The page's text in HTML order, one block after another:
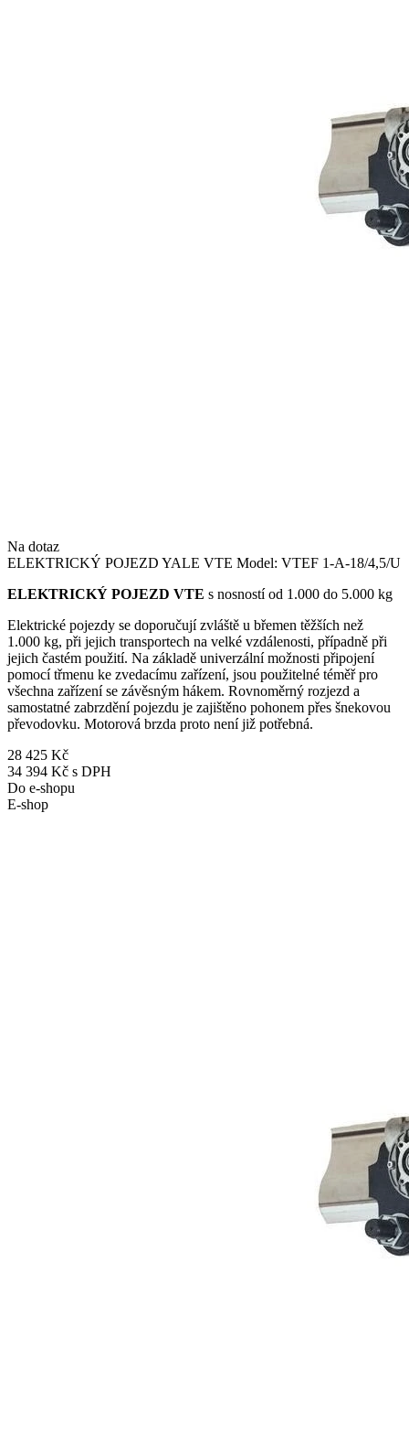
Na dotaz
ELEKTRICKÝ POJEZD YALE VTE Model: VTEF 1-A-18/4,5/U
ELEKTRICKÝ POJEZD VTE s nosností od 1.000 do 5.000 kg
Elektrické pojezdy se doporučují zvláště u břemen těžších než
1.000 kg, při jejich transportech na velké vzdálenosti, případně při
jejich častém použití. Na základě univerzální možnosti připojení
pomocí třmenu ke zvedacímu zařízení, jsou použitelné téměř pro
všechna zařízení se závěsným hákem. Rovnoměrný rozjezd a
samostatné zabrzdění pojezdu je zajištěno pohonem přes šnekovou
převodovku. Motorová brzda proto není již potřebná.
28 425 Kč
34 394 Kč s DPH
Do e-shopu
E-shop